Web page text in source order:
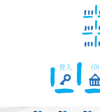
登入 (0)